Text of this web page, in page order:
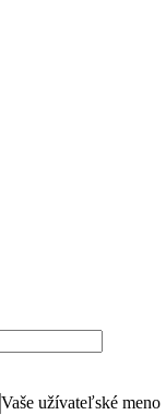
Vaše užívateľské meno